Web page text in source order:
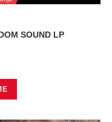
SOUND LP